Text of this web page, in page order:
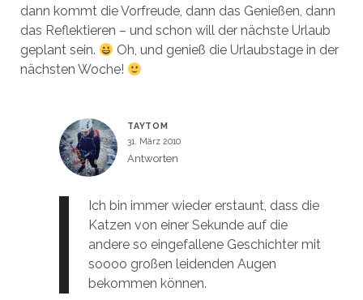
dann kommt die Vorfreude, dann das Genießen, dann
das Reflektieren – und schon will der nächste Urlaub
geplant sein.
Oh, und genieß die Urlaubstage in der
nächsten Woche!
TAYTOM
31. März 2010
Antworten
Ich bin immer wieder erstaunt, dass die
Katzen von einer Sekunde auf die
andere so eingefallene Geschichter mit
soooo großen leidenden Augen
bekommen können.